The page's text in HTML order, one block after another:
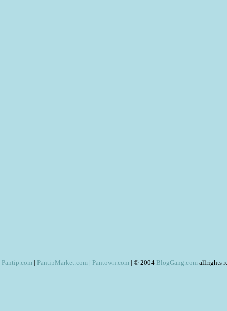
Pantip.com | PantipMarket.com | Pantown.com | © 2004 BlogGang.com allrights